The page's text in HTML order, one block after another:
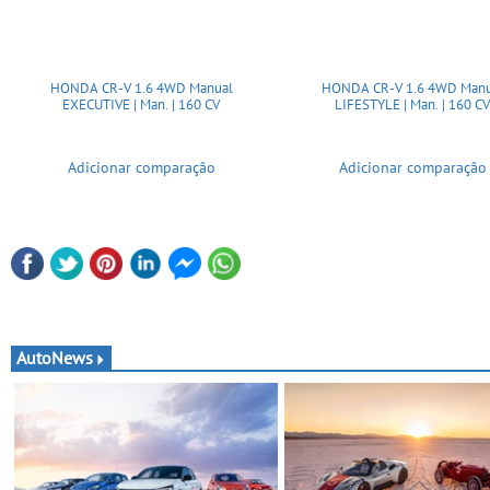
HONDA CR-V 1.6 4WD Manual
EXECUTIVE | Man. | 160 CV
Adicionar comparação
HONDA CR-V 1.6 4WD
LIFESTYLE | Man. | 160 CV
Adicionar comparação
AutoNews